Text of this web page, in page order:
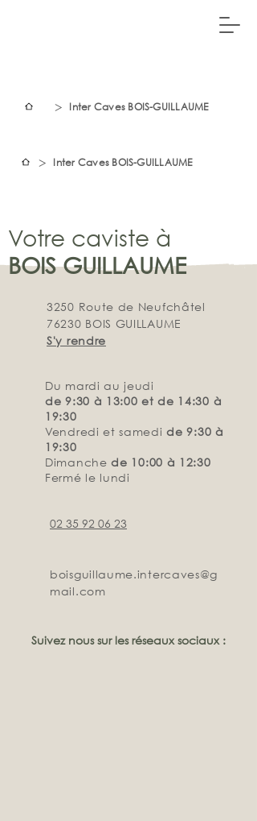
> Inter Caves BOIS-GUILLAUME
> Inter Caves BOIS-GUILLAUME
Votre caviste à
BOIS GUILLAUME
3250 Route de Neufchâtel
76230 BOIS GUILLAUME
S'y rendre
Du mardi au jeudi
de 9:30 à 13:00 et de 14:30 à
19:30
Vendredi et samedide 9:30 à
19:30
Dimanchede 10:00 à 12:30
Fermé le lundi
02 35 92 06 23
boisguillaume.intercaves@g
mail.com
Suivez nous sur les réseaux sociaux :